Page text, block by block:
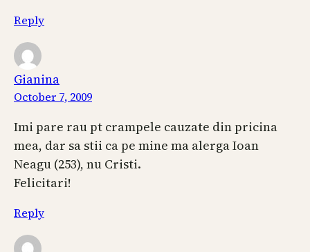
Reply
Gianina
October 7, 2009
Imi pare rau pt crampele cauzate din pricina
mea, dar sa stii ca pe mine ma alerga Ioan
Neagu (253), nu Cristi.
Felicitari!
Reply